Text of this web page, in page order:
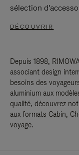
sélection
DÉCOUVRIR
Depuis 1898,
associant design
besoins des
aluminium aux
qualité, découvrez
aux formats Cabin,
voyage.